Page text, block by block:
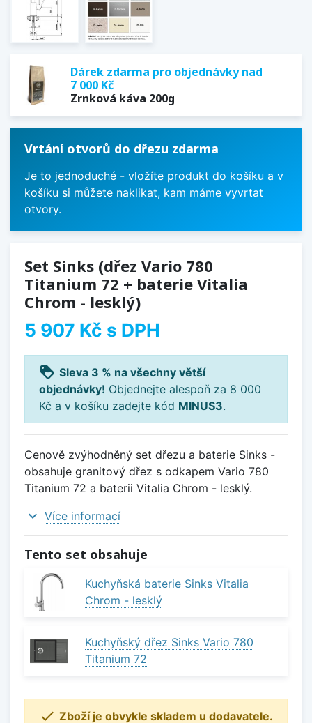
Dárek zdarma pro objednávky nad
7 000 Kč
Zrnková káva 200g
Vrtání otvorů do dřezu zdarma
Je to jednoduché - vložíte produkt do košíku a v
košíku si můžete naklikat, kam máme vyvrtat
otvory.
Set Sinks (dřez Vario 780
Titanium 72 + baterie Vitalia
Chrom - lesklý)
5 907 Kč s DPH
loyalty Sleva 3 % na všechny větší
objednávky! Objednejte alespoň za 8 000
Kč a v košíku zadejte kód MINUS3.
Cenově zvýhodněný set dřezu a baterie Sinks -
obsahuje granitový dřez s odkapem Vario 780
Titanium 72 a baterii Vitalia Chrom - lesklý.
expand_more Více informací
Tento set obsahuje
Kuchyňská baterie Sinks Vitalia
Chrom - lesklý
Kuchyňský dřez Sinks Vario 780
Titanium 72
 Zboží je obvykle skladem u dodavatele.